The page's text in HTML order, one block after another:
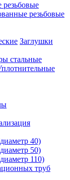
резьбовые
Заглушки
стальные
40)
50)
110)
труб